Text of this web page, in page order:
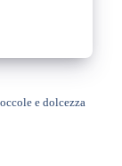
e dolcezza